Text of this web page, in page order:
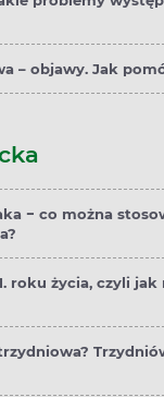
– objawy. Jak
− co można
roku życia, czyli jak